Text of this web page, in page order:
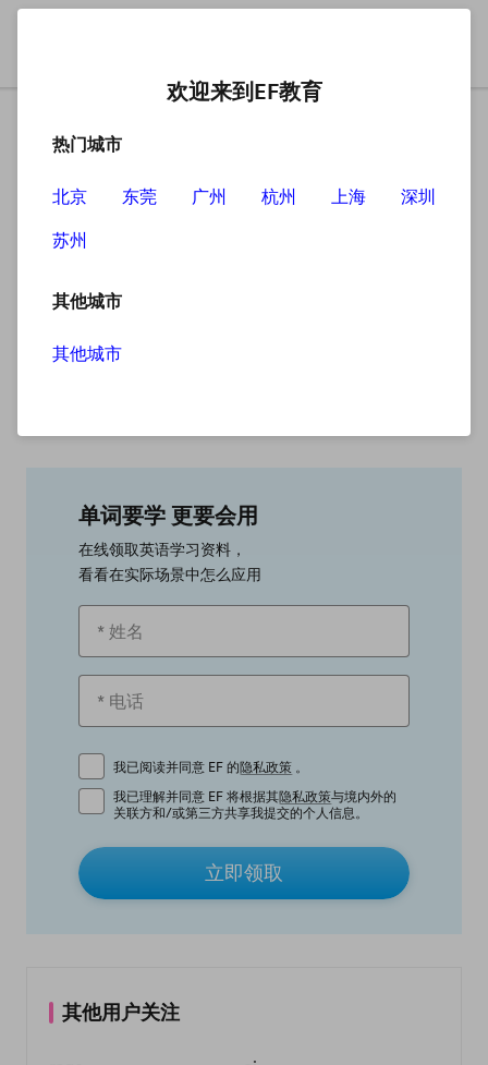
单词要学 更要会用
在线领取英语学习资料，
看看在实际场景中怎么应用
我已阅读并同意 EF 的隐私政策 。
我已理解并同意 EF 将根据其隐私政策与境内外的
关联方和/或第三方共享我提交的个人信息。
立即领取
其他用户关注
欢迎来到EF教育
热门城市
北京 东莞 广州 杭州 上海
深圳
苏州
其他城市
其他城市